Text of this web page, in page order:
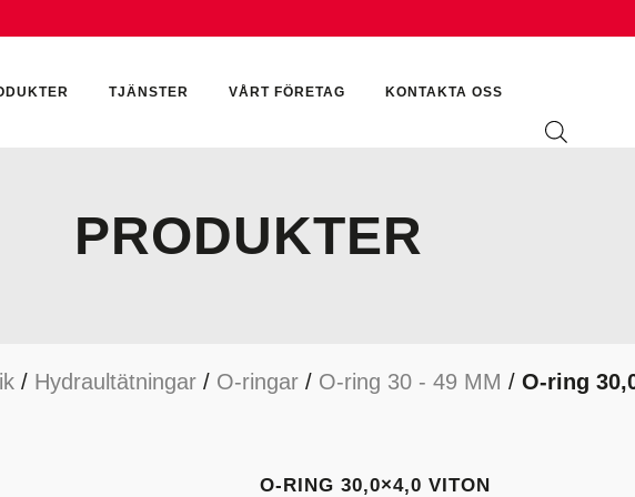
HYDRAULMOTORER
TJÄNSTER VÅRT FÖRETAG KONTAKTA OSS
PRODUKTER
/ Hydraultätningar/ O-ringar/ O-ring 30 - 49 MM / O-ring
O-RING 30,0×4,0 VITON